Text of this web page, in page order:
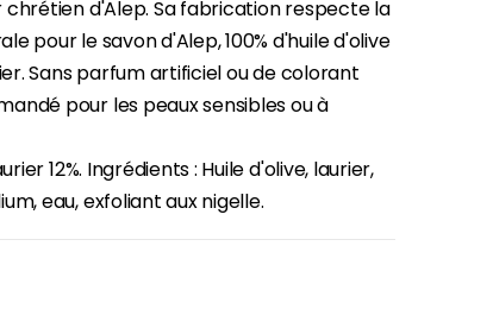
-30%
Une bougie 150 gr et votre Prière déposées à Lourdes
€7.00
d'Alep. Sa fabrication respecte la
pour le savon d'Alep, 100% d'huile d'olive
Sans parfum artificiel ou de colorant
pour les peaux sensibles ou à
12%. Ingrédients : Huile d'olive, laurier,
eau, exfoliant aux nigelle.